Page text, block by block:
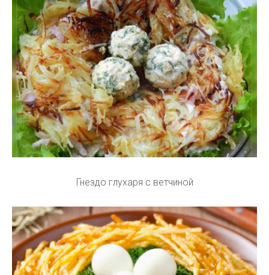
Гнездо глухаря с ветчиной